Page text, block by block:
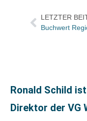
LETZTER
Ronald Schild
Direktor der VG